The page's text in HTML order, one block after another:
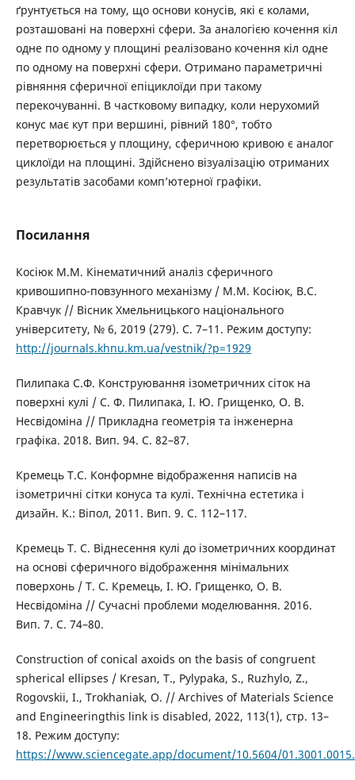
ґрунтується на тому, що основи конусів, які є колами,
розташовані на поверхні сфери. За аналогією кочення кіл
одне по одному у площині реалізовано кочення кіл одне
по одному на поверхні сфери. Отримано параметричні
рівняння сферичної епіциклоїди при такому
перекочуванні. В частковому випадку, коли нерухомий
конус має кут при вершині, рівний 180°, тобто
перетворюється у площину, сферичною кривою є аналог
циклоїди на площині. Здійснено візуалізацію отриманих
результатів засобами комп’ютерної графіки.
Посилання
Косіюк М.М. Кінематичний аналіз сферичного
кривошипно-повзунного механізму / М.М. Косіюк, В.С.
Кравчук // Вісник Хмельницького національного
університету, № 6, 2019 (279). С. 7–11. Режим доступу:
http://journals.khnu.km.ua/vestnik/?p=1929
Пилипака С.Ф. Конструювання ізометричних сіток на
поверхні кулі / С. Ф. Пилипака, І. Ю. Грищенко, О. В.
Несвідоміна // Прикладна геометрія та інженерна
графіка. 2018. Вип. 94. С. 82–87.
Кремець Т.С. Конформне відображення написів на
ізометричні сітки конуса та кулі. Технічна естетика і
дизайн. К.: Віпол, 2011. Вип. 9. С. 112–117.
Кремець Т. С. Віднесення кулі до ізометричних координат
на основі сферичного відображення мінімальних
поверхонь / Т. С. Кремець, І. Ю. Грищенко, О. В.
Несвідоміна // Сучасні проблеми моделювання. 2016.
Вип. 7. С. 74–80.
Construction of conical axoids on the basis of congruent
spherical ellipses / Kresan, T., Pylypaka, S., Ruzhylo, Z.,
Rogovskii, I., Trokhaniak, O. // Archives of Materials Science
and Engineeringthis link is disabled, 2022, 113(1), стр. 13–
18. Режим доступу:
https://www.sciencegate.app/document/10.5604/